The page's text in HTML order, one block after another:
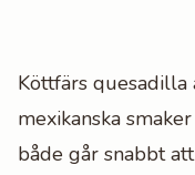
Köttfärs quesadilla
mexikanska
både går snabbt